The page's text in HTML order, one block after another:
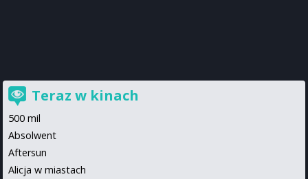
Teraz w kinach
500 mil
Absolwent
Aftersun
Alicja w miastach